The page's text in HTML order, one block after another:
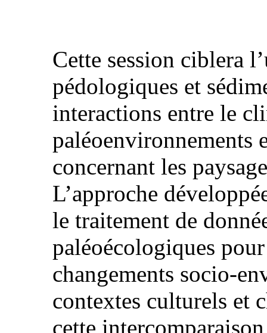
Cette session ciblera
pédologiques et
interactions entre le
paléoenvironnements
concernant les
L’approche
le traitement de
paléoécologiques
changements socio-
contextes culturels et
cette